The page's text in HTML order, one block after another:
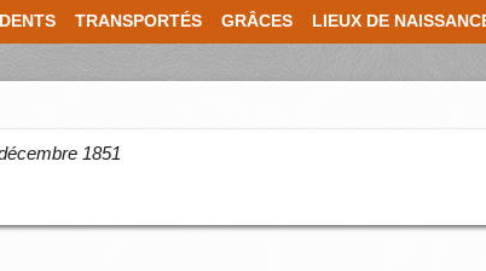
TRANSPORTÉS GRÂCES LIEUX DE
1851